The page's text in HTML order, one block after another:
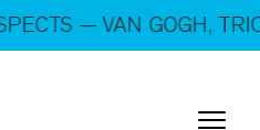
: « SUSPECTS — VAN
»
GOGH, TRICKSTERS